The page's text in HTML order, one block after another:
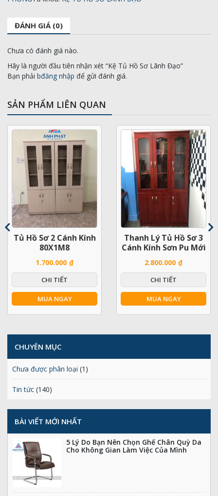
ĐÁNH GIÁ (0)
Chưa có đánh giá nào.
Hãy là người đầu tiên nhận xét “Kệ Tủ Hồ Sơ Lãnh Đạo”
Bạn phải bđăng nhập để gửi đánh giá.
SẢN PHẨM LIÊN QUAN
Tủ Hồ Sơ 2 Cánh Kính
80X1M8
1.700.000 ₫
CHI TIẾT
MUA NGAY
Thanh Lý Tủ Hồ Sơ 3
Cánh Kính Sơn Pu Mới
2.800.000 ₫
CHI TIẾT
MUA NGAY
CHUYÊN MỤC
Chưa được phân loại (1)
Tin tức (140)
BÀI VIẾT MỚI NHẤT
5 Lý Do Bạn Nên Chọn Ghế Chân Quỳ Da
Cho Không Gian Làm Việc Của Mình